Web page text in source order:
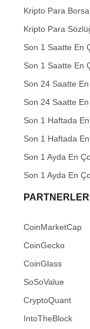
Kripto Para
Kripto Para
Son 1 Saatte En
Son 1 Saatte En
Son 24 Saatte
Son 24 Saatte
Son 1 Haftada
Son 1 Haftada
Son 1 Ayda En
Son 1 Ayda En
CoinMarketCap
CoinGecko
CoinGlass
SoSoValue
CryptoQuant
IntoTheBlock